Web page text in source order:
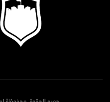
جميع الحقوق محفوظة